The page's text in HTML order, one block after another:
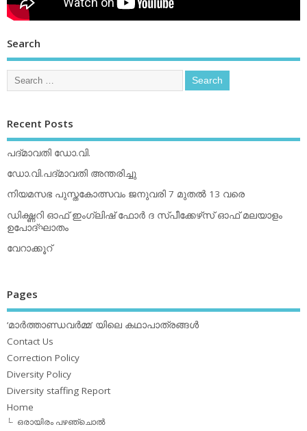
Search
Recent Posts
പദ്മാവതി ഡോ.വി.
ഡോ.വി.പദ്മാവതി അന്തരിച്ചു
നിയമസഭ പുസ്തകോത്സവം ജനുവരി 7 മുതല്‍ 13 വരെ
ഡിക്ഷ്ണറി ഓഫ് ഇംഗ്ലിഷ് ഫോര്‍ ദ സ്പീക്കേഴ്‌സ് ഓഫ് മലയാളം
ഉപോദ്ഘാതം
വേറാക്കൂറ്
Pages
‘മാര്‍ത്താണ്ഡവര്‍മ്മ’ യിലെ കഥാപാത്രങ്ങള്‍
Contact Us
Correction Policy
Diversity Policy
Diversity staffing Report
Home
ഒരായിരം പഴഞ്ചൊല്‍